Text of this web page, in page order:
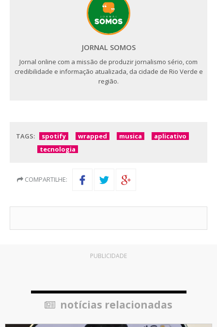
JORNAL SOMOS
Jornal online com a missão de produzir jornalismo sério, com
credibilidade e informação atualizada, da cidade de Rio Verde e
região.
TAGS: spotify wrapped musica
aplicativo
tecnologia
COMPARTILHE:
PUBLICIDADE
notícias relacionadas